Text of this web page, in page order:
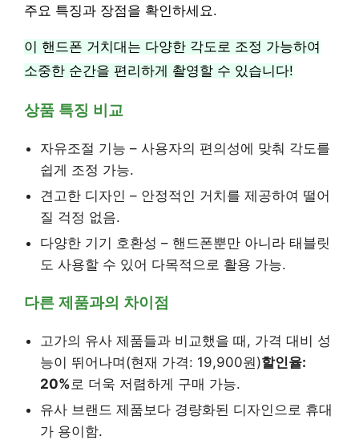
주요 특징과 장점을 확인하세요.
이 핸드폰 거치대는 다양한 각도로 조정 가능하여
소중한 순간을 편리하게 촬영할 수 있습니다!
상품 특징 비교
자유조절 기능 – 사용자의 편의성에 맞춰 각도를
쉽게 조정 가능.
견고한 디자인 – 안정적인 거치를 제공하여 떨어
질 걱정 없음.
다양한 기기 호환성 – 핸드폰뿐만 아니라 태블릿
도 사용할 수 있어 다목적으로 활용 가능.
다른 제품과의 차이점
고가의 유사 제품들과 비교했을 때, 가격 대비 성
능이 뛰어나며(현재 가격: 19,900원)할인율:
20%로 더욱 저렴하게 구매 가능.
유사 브랜드 제품보다 경량화된 디자인으로 휴대
가 용이함.